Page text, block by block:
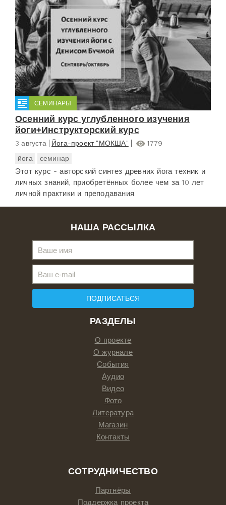
СЕМИНАРЫ
Осенний курс углубленного изучения
йоги+Инструкторский курс
3 августа Йога-проект "МОКША"
1779
йога
семинар
Этот курс - авторский синтез древних йога техник и
личных знаний, приобретённых более чем за 10 лет
личной практики и преподавания.
РАЗДЕЛЫ
О проекте
О журнале
События
Аудио
Видео
Фото
Литература
Магазин
Контакты
СОТРУДНИЧЕСТВО
Партнёры
Поддержка проекта
НАША РАССЫЛКА
ПОДПИСАТЬСЯ